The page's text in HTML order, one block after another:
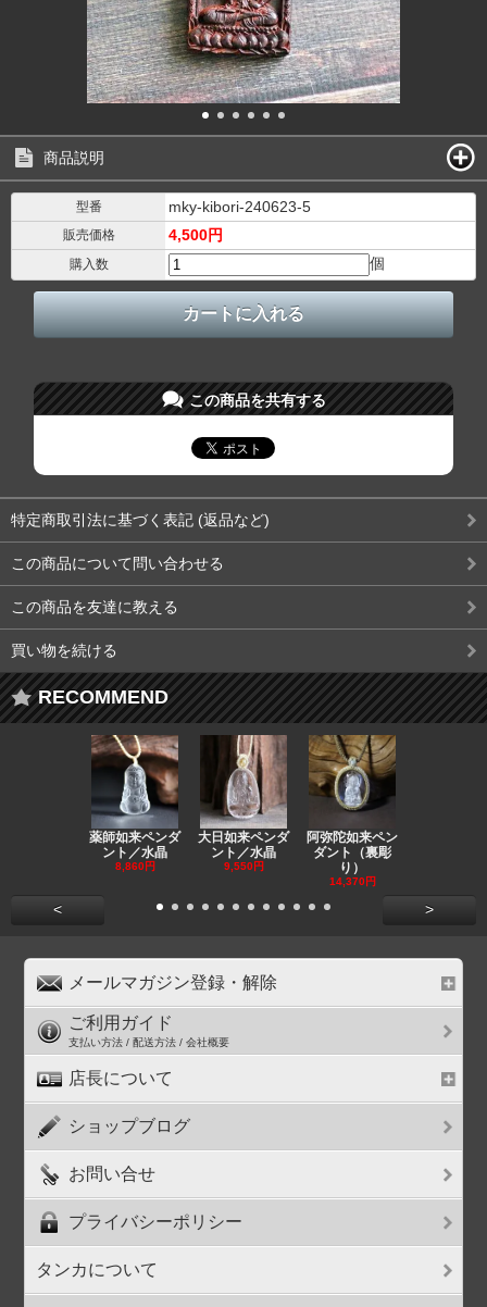
商品説明
型番 mky-kibori-240623-5
販売価格 4,500円
購入数 個
この商品を共有する
特定商取引法に基づく表記 (返品など)
この商品について問い合わせる
この商品を友達に教える
買い物を続ける
RECOMMEND
薬師如来ペンダ
ント／水晶
8,860円
大日如来ペンダ
ント／水晶
9,550円
阿弥陀如来ペン
ダント（裏彫
り）
14,370円
< >
メールマガジン登録・解除
ご利用ガイド
支払い方法 / 配送方法 / 会社概要
店長について
ショップブログ
お問い合せ
プライバシーポリシー
タンカについて